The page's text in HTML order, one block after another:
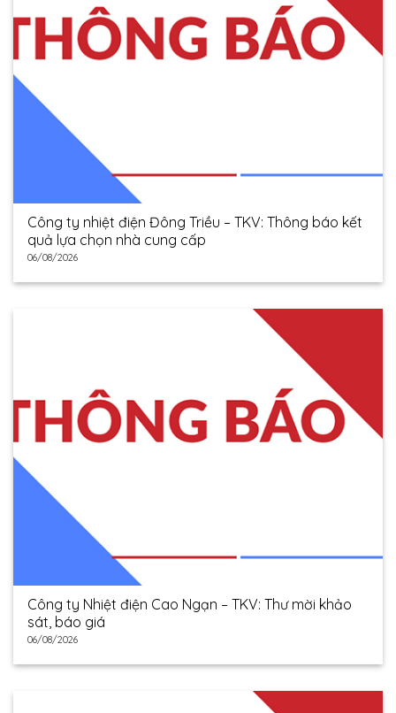
Công ty nhiệt điện Đông Triều – TKV: Thông báo kết
quả lựa chọn nhà cung cấp
06/08/2026
Công ty Nhiệt điện Cao Ngạn – TKV: Thư mời khảo
sát, báo giá
06/08/2026